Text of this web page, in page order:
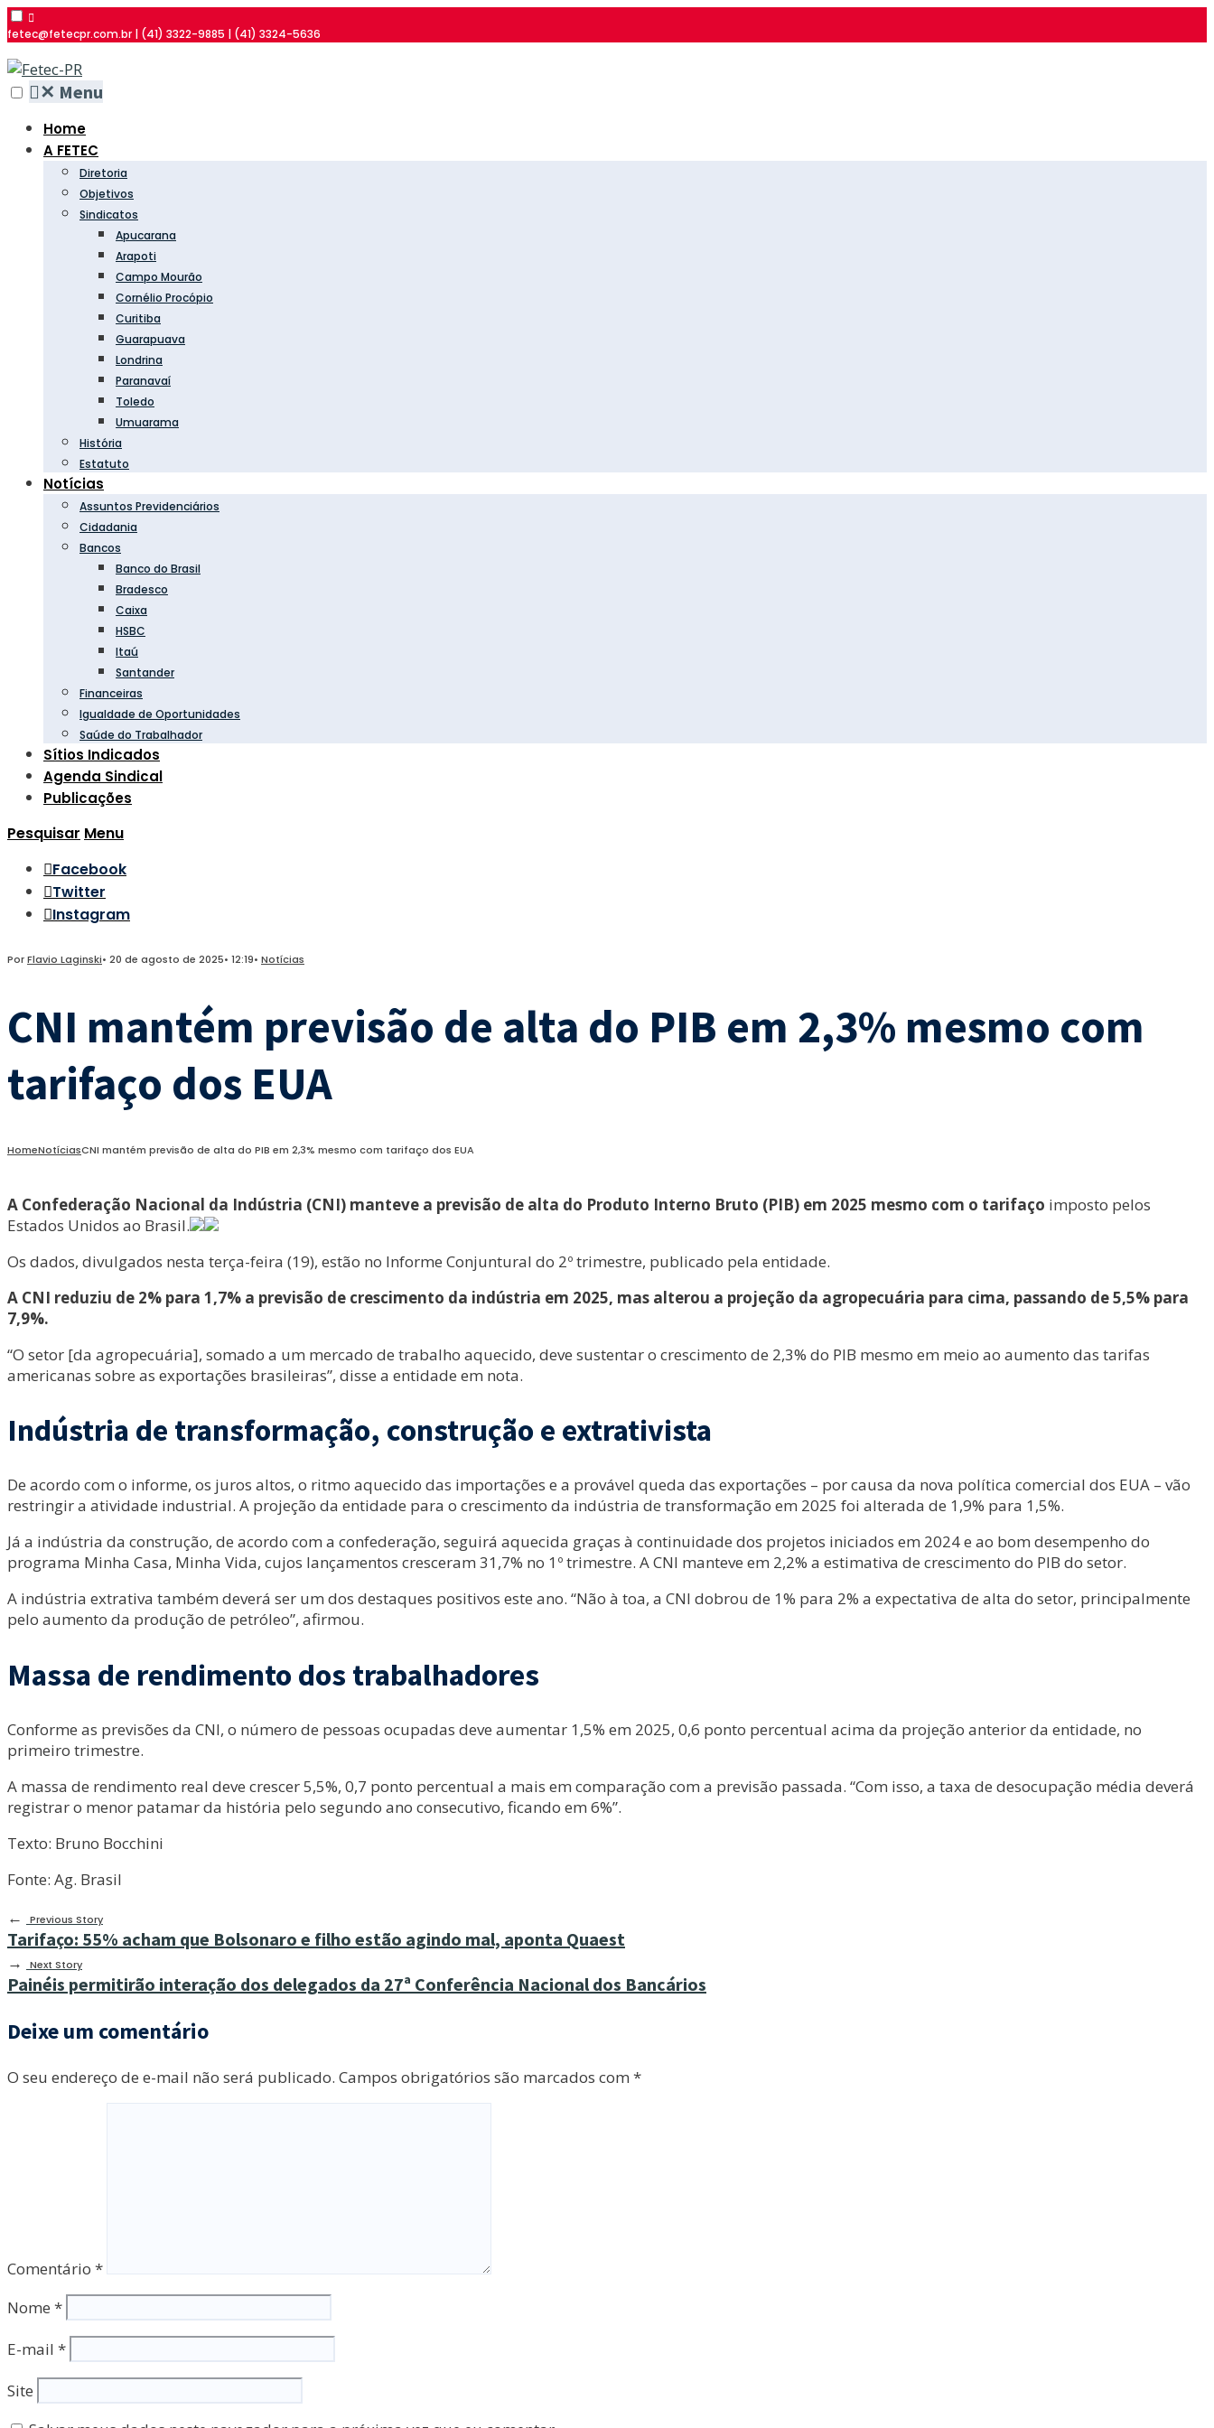
fetec@fetecpr.com.br | (41) 3322-9885 | (41) 3324-5636
✕ Menu
Home
A FETEC
Diretoria
Objetivos
Sindicatos
Apucarana
Arapoti
Campo Mourão
Cornélio Procópio
Curitiba
Guarapuava
Londrina
Paranavaí
Toledo
Umuarama
História
Estatuto
Notícias
Assuntos Previdenciários
Cidadania
Bancos
Banco do Brasil
Bradesco
Caixa
HSBC
Itaú
Santander
Financeiras
Igualdade de Oportunidades
Saúde do Trabalhador
Sítios Indicados
Agenda Sindical
Publicações
Pesquisar Menu
Facebook
Twitter
Instagram
PorFlavio Laginski• 20 de agosto de 2025• 12:19• Notícias
CNI mantém previsão de alta do PIB em 2,3% mesmo com
tarifaço dos EUA
HomeNotíciasCNI mantém previsão de alta do PIB em 2,3% mesmo com tarifaço dos EUA
A Confederação Nacional da Indústria (CNI) manteve a previsão de alta do Produto Interno Bruto (PIB) em 2025 mesmo com o tarifaço imposto pelos
Estados Unidos ao Brasil.
Os dados, divulgados nesta terça-feira (19), estão no Informe Conjuntural do 2º trimestre, publicado pela entidade.
A CNI reduziu de 2% para 1,7% a previsão de crescimento da indústria em 2025, mas alterou a projeção da agropecuária para cima, passando de 5,5% para
7,9%.
“O setor [da agropecuária], somado a um mercado de trabalho aquecido, deve sustentar o crescimento de 2,3% do PIB mesmo em meio ao aumento das tarifas
americanas sobre as exportações brasileiras”, disse a entidade em nota.
Indústria de transformação, construção e extrativista
De acordo com o informe, os juros altos, o ritmo aquecido das importações e a provável queda das exportações – por causa da nova política comercial dos EUA – vão
restringir a atividade industrial. A projeção da entidade para o crescimento da indústria de transformação em 2025 foi alterada de 1,9% para 1,5%.
Já a indústria da construção, de acordo com a confederação, seguirá aquecida graças à continuidade dos projetos iniciados em 2024 e ao bom desempenho do
programa Minha Casa, Minha Vida, cujos lançamentos cresceram 31,7% no 1º trimestre. A CNI manteve em 2,2% a estimativa de crescimento do PIB do setor.
A indústria extrativa também deverá ser um dos destaques positivos este ano. “Não à toa, a CNI dobrou de 1% para 2% a expectativa de alta do setor, principalmente
pelo aumento da produção de petróleo”, afirmou.
Massa de rendimento dos trabalhadores
Conforme as previsões da CNI, o número de pessoas ocupadas deve aumentar 1,5% em 2025, 0,6 ponto percentual acima da projeção anterior da entidade, no
primeiro trimestre.
A massa de rendimento real deve crescer 5,5%, 0,7 ponto percentual a mais em comparação com a previsão passada. “Com isso, a taxa de desocupação média deverá
registrar o menor patamar da história pelo segundo ano consecutivo, ficando em 6%”.
Texto: Bruno Bocchini
Fonte: Ag. Brasil
←
Previous Story
Tarifaço: 55% acham que Bolsonaro e filho estão agindo mal, aponta Quaest
→ Next Story
Painéis permitirão interação dos delegados da 27ª Conferência Nacional dos Bancários
Deixe um comentário
O seu endereço de e-mail não será publicado. Campos obrigatórios são marcados com *
Comentário *
Nome *
E-mail *
Site